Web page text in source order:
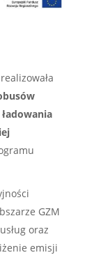
GZM
oraz
emisji